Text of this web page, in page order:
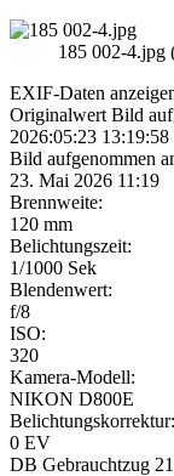
185 002-4.jpg
EXIF-Daten
Originalwert Bild
2026:05:23 13:19:58
Bild aufgenommen
23. Mai 2026 11:19
Brennweite:
120 mm
Belichtungszeit:
1/1000 Sek
Blendenwert:
f/8
ISO:
320
Kamera-Modell:
NIKON D800E
Belichtungskorrektur:
0 EV
DB Gebrauchtzug